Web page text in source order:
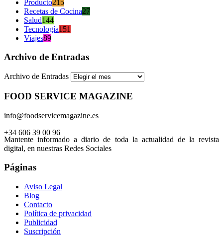
Producto215
Recetas de Cocina27
Salud144
Tecnología151
Viajes89
Archivo de Entradas
Archivo de Entradas
FOOD SERVICE MAGAZINE
info@foodservicemagazine.es
+34 606 39 00 96
Mantente informado a diario de toda la actualidad de la revista
digital, en nuestras Redes Sociales
Páginas
Aviso Legal
Blog
Contacto
Política de privacidad
Publicidad
Suscripción